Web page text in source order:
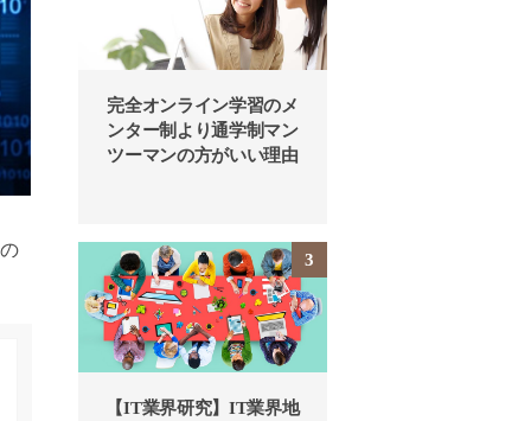
完全オンライン学習のメ
ンター制より通学制マン
ツーマンの方がいい理由
【IT業界研究】IT業界地